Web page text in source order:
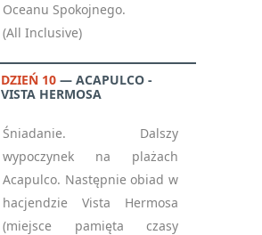
Oceanu Spokojnego.
(All Inclusive)
DZIEŃ 10
ACAPULCO -
VISTA HERMOSA
Śniadanie. Dalszy
wypoczynek na plażach
Acapulco. Następnie obiad w
hacjendzie Vista Hermosa
(miejsce pamięta czasy